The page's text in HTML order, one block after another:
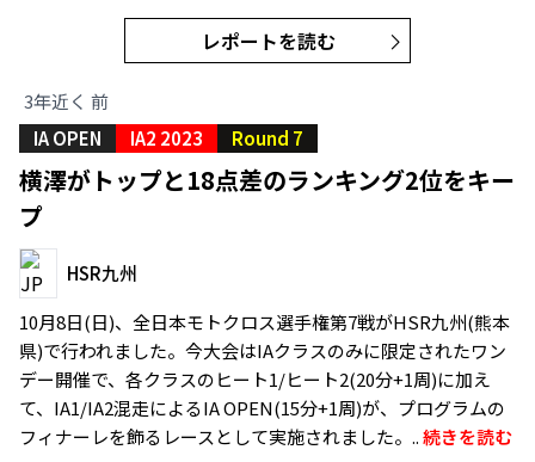
レポートを読む
3年近く 前
IA OPEN
IA2 2023 Round 7
横澤がトップと18点差のランキング2位をキー
プ
HSR九州
10月8日(日)、全日本モトクロス選手権第7戦がHSR九州(熊本
県)で行われました。今大会はIAクラスのみに限定されたワン
デー開催で、各クラスのヒート1/ヒート2(20分+1周)に加え
て、IA1/IA2混走によるIA OPEN(15分+1周)が、プログラムの
フィナーレを飾るレースとして実施されました。..続きを読む